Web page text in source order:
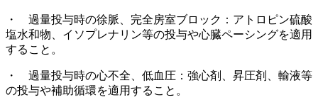
・ 過量投与時の徐脈、完全房室ブロック：アトロピン硫酸
塩水和物、イソプレナリン等の投与や心臓ペーシングを適用
すること。
・ 過量投与時の心不全、低血圧：強心剤、昇圧剤、輸液等
の投与や補助循環を適用すること。